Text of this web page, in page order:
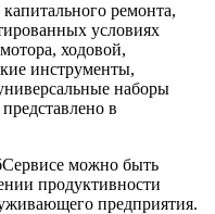
ремонта,
условиях
ходовой,
инструменты,
наборы
в
можно быть
продуктивности
предприятия.